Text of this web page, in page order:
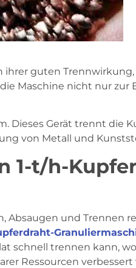
ihrer guten
Maschine nicht nur zur
Dieses Gerät trennt die
von Metall und
1-t/h-
und Trennen
schnell trennen kann,
Ressourcen verbessert